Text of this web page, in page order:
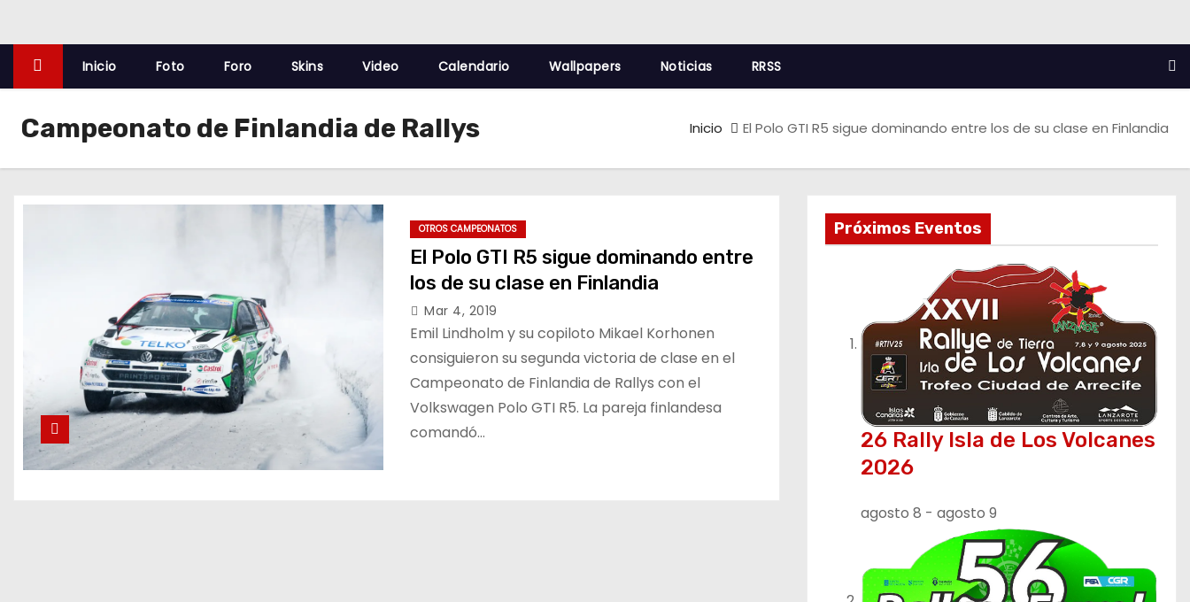
Inicio Foto Foro Skins Video Calendario Wallpapers Noticias RRSS
Campeonato de Finlandia de Rallys Inicio El Polo GTI R5 sigue dominando entre los de su clase en Finlandia
OTROS CAMPEONATOS
El Polo GTI R5 sigue dominando entre
los de su clase en Finlandia
Mar 4, 2019
Emil Lindholm y su copiloto Mikael Korhonen
consiguieron su segunda victoria de clase en el
Campeonato de Finlandia de Rallys con el
Volkswagen Polo GTI R5. La pareja finlandesa
comandó…
Próximos Eventos
26 Rally Isla de Los Volcanes
2026
agosto 8 - agosto 9